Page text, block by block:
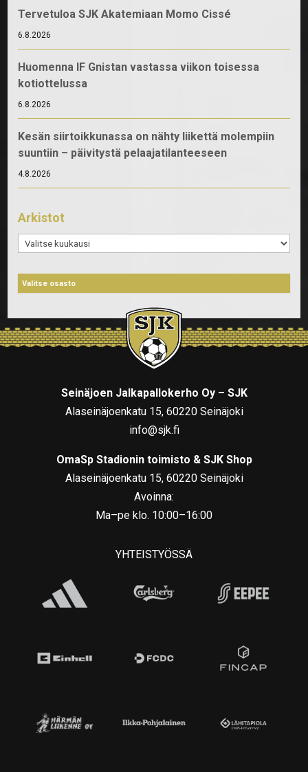
Tervetuloa SJK Akatemiaan Momo Cissé
6.8.2026
Huomenna IF Gnistan vastassa viikon toisessa
kotiottelussa
6.8.2026
Kesän siirtoikkunassa on nähty liikettä molempiin
suuntiin – päivitystä pelaajatilanteeseen
4.8.2026
Arkistot
Arkistot
Seinäjoen Jalkapallokerho Oy – SJK
Alaseinäjoenkatu 15, 60220 Seinäjoki
info@sjk.fi
OmaSp Stadionin toimisto & SJK Shop
Alaseinäjoenkatu 15, 60220 Seinäjoki
Avoinna:
Ma–pe klo. 10:00–16:00
YHTEISTYÖSSÄ